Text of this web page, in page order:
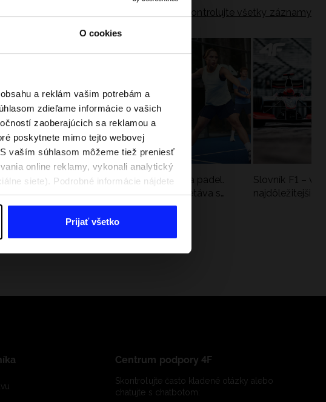
O cookies
a reklám vašim potrebám a
zdieľame informácie o vašich
zaoberajúcich sa reklamou a
poskytnete mimo tejto webovej
vaším súhlasom môžeme tiež preniesť
online reklamy, vykonali analytický
siete). Podrobné informácie nájdete
Prijať všetko
Skontrolujte všetky záznamy
obliecť na
Nová kolekcia 4F na tenis a padel.
Športová funkčnosť sa stretáva s
moderným štýlom
Slovník F1 –
najdôležitejšie
Centrum podpory 4F
Skontrolujte často kladené otázky alebo
chatujte s chatbotom: